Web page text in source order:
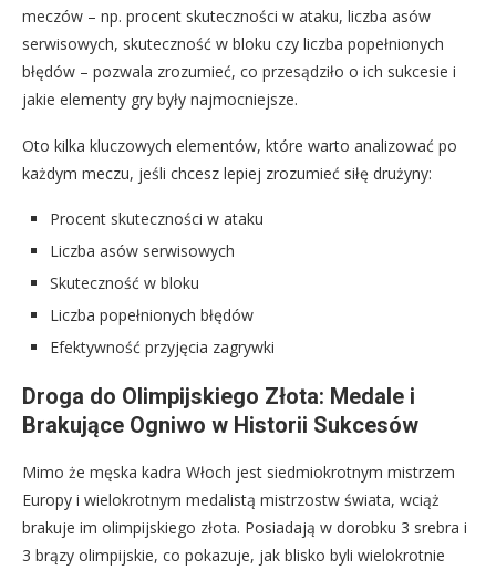
meczów – np. procent skuteczności w ataku, liczba asów
serwisowych, skuteczność w bloku czy liczba popełnionych
błędów – pozwala zrozumieć, co przesądziło o ich sukcesie i
jakie elementy gry były najmocniejsze.
Oto kilka kluczowych elementów, które warto analizować po
każdym meczu, jeśli chcesz lepiej zrozumieć siłę drużyny:
Procent skuteczności w ataku
Liczba asów serwisowych
Skuteczność w bloku
Liczba popełnionych błędów
Efektywność przyjęcia zagrywki
Droga do Olimpijskiego Złota: Medale i
Brakujące Ogniwo w Historii Sukcesów
Mimo że męska kadra Włoch jest siedmiokrotnym mistrzem
Europy i wielokrotnym medalistą mistrzostw świata, wciąż
brakuje im olimpijskiego złota. Posiadają w dorobku 3 srebra i
3 brązy olimpijskie, co pokazuje, jak blisko byli wielokrotnie